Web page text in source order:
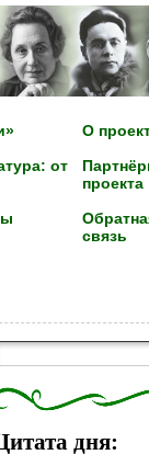
от
О
проекта
связь
дня: